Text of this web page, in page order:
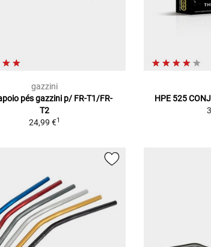
gazzini
pés gazzini p/ FR-T1/FR-
T2
24,99 €1
HPE 525